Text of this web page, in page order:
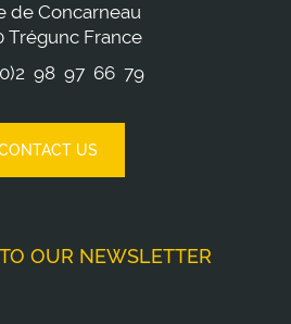
de Concarneau
Trégunc France
98 97 66 79
US
OUR NEWSLETTER